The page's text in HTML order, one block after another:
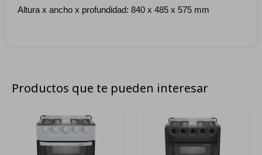
Altura x ancho x profundidad: 840 x 485 x 575 mm
Productos que te pueden interesar